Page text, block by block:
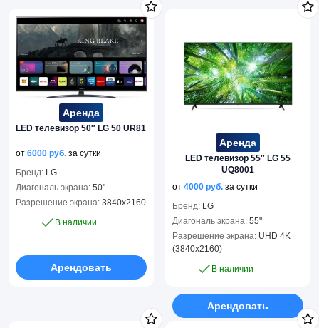
Аренда
LED телевизор 50″ LG 50 UR81
от 6000 руб. за сутки
Бренд: LG
Диагональ экрана: 50"
Разрешение экрана: 3840х2160
В наличии
Арендовать
Аренда
LED телевизор 55″ LG 55
UQ8001
от4000руб. за сутки
Бренд: LG
Диагональ экрана: 55"
Разрешение экрана: UHD 4K
(3840x2160)
В наличии
Арендовать